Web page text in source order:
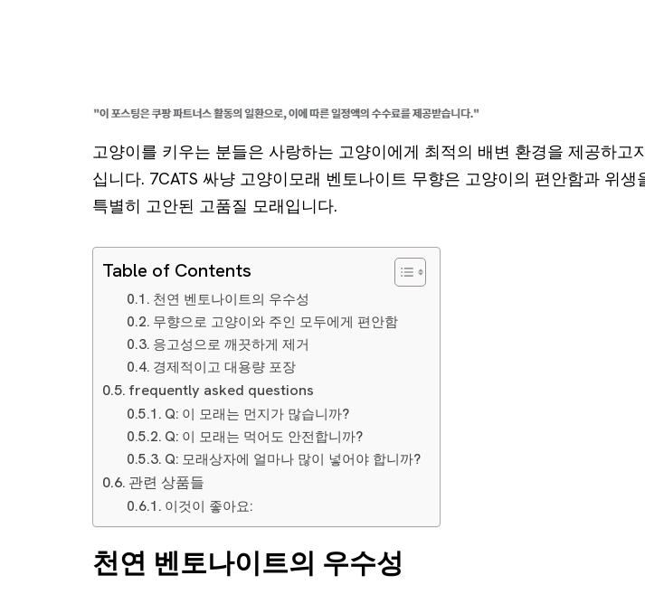
고양이를 키우는 분들은 사랑하는 고양이에게 최적의 배변 환경을 제공하고
십니다. 7CATS 싸냥 고양이모래 벤토나이트 무향은 고양이의 편안함과 위생
특별히 고안된 고품질 모래입니다.
Table of Contents
천연 벤토나이트의 우수성
무향으로 고양이와 주인 모두에게 편안함
응고성으로 깨끗하게 제거
경제적이고 대용량 포장
frequently asked questions
Q: 이 모래는 먼지가 많습니까?
Q: 이 모래는 먹어도 안전합니까?
Q: 모래상자에 얼마나 많이 넣어야 합니까?
관련 상품들
이것이 좋아요:
천연 벤토나이트의 우수성